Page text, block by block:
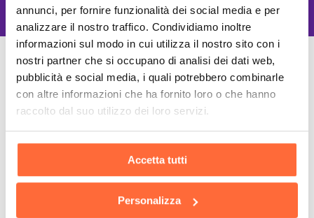
annunci, per fornire funzionalità dei social media e per
analizzare il nostro traffico. Condividiamo inoltre
informazioni sul modo in cui utilizza il nostro sito con i
nostri partner che si occupano di analisi dei dati web,
pubblicità e social media, i quali potrebbero combinarle
con altre informazioni che ha fornito loro o che hanno
raccolto dal suo utilizzo dei loro servizi.
Accetta tutti
Personalizza
Un Team di specialisti
Sempre a tuo supporto